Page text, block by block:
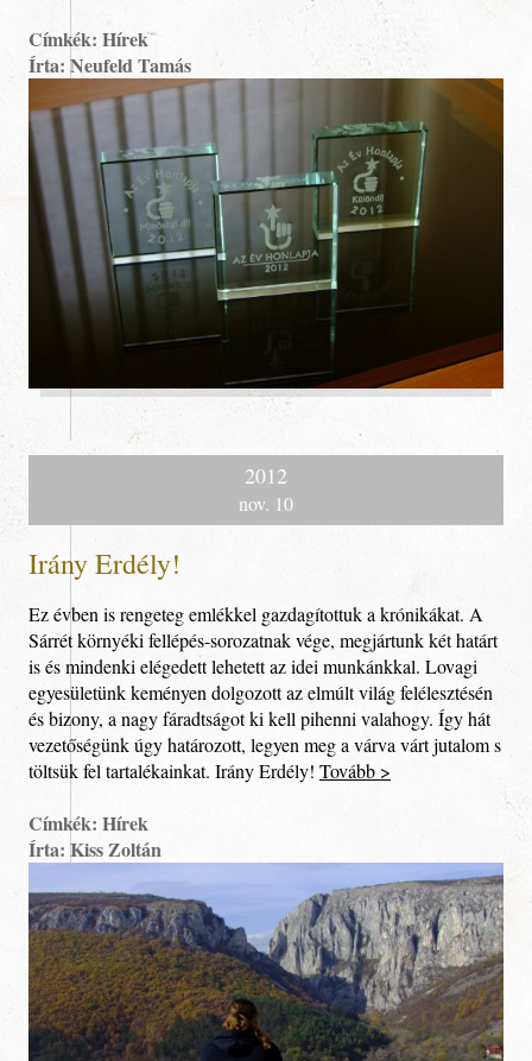
Blog
Címkék: Hírek
Írta: Neufeld Tamás
2012
nov. 10
Irány Erdély!
Ez évben is rengeteg emlékkel gazdagítottuk a krónikákat. A
Sárrét környéki fellépés-sorozatnak vége, megjártunk két határt
is és mindenki elégedett lehetett az idei munkánkkal. Lovagi
egyesületünk keményen dolgozott az elmúlt világ felélesztésén
és bizony, a nagy fáradtságot ki kell pihenni valahogy. Így hát
vezetőségünk úgy határozott, legyen meg a várva várt jutalom s
töltsük fel tartalékainkat. Irány Erdély! Tovább >
Címkék: Hírek
Írta: Kiss Zoltán